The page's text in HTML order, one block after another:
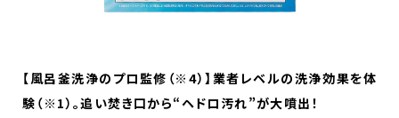
【風呂釜洗浄のプロ監修（※4）】業者レベルの洗浄効果を体
験（※1）。追い焚き口から“ヘドロ汚れ”が大噴出！